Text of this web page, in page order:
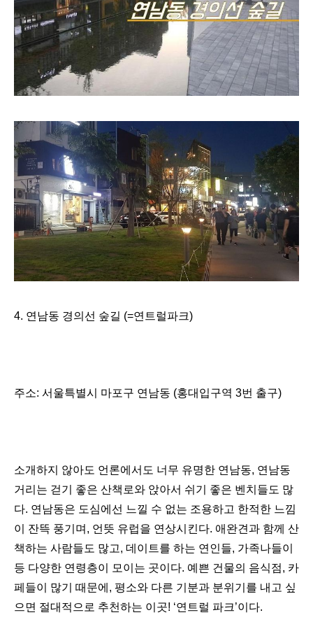
4. 연남동 경의선 숲길 (=연트럴파크)
주소: 서울특별시 마포구 연남동 (홍대입구역 3번 출구)
소개하지 않아도 언론에서도 너무 유명한 연남동, 연남동
거리는 걷기 좋은 산책로와 앉아서 쉬기 좋은 벤치들도 많
다. 연남동은 도심에선 느낄 수 없는 조용하고 한적한 느낌
이 잔뜩 풍기며 , 언뜻 유럽을 연상시킨다. 애완견과 함께 산
책하는 사람들도 많고, 데이트를 하는 연인들, 가족나들이
등 다양한 연령층이 모이는 곳이다. 예쁜 건물의 음식점, 카
페들이 많기 때문에 , 평소와 다른 기분과 분위기를 내고 싶
으면 절대적으로 추천하는 이곳! ‘연트럴 파크’이다.